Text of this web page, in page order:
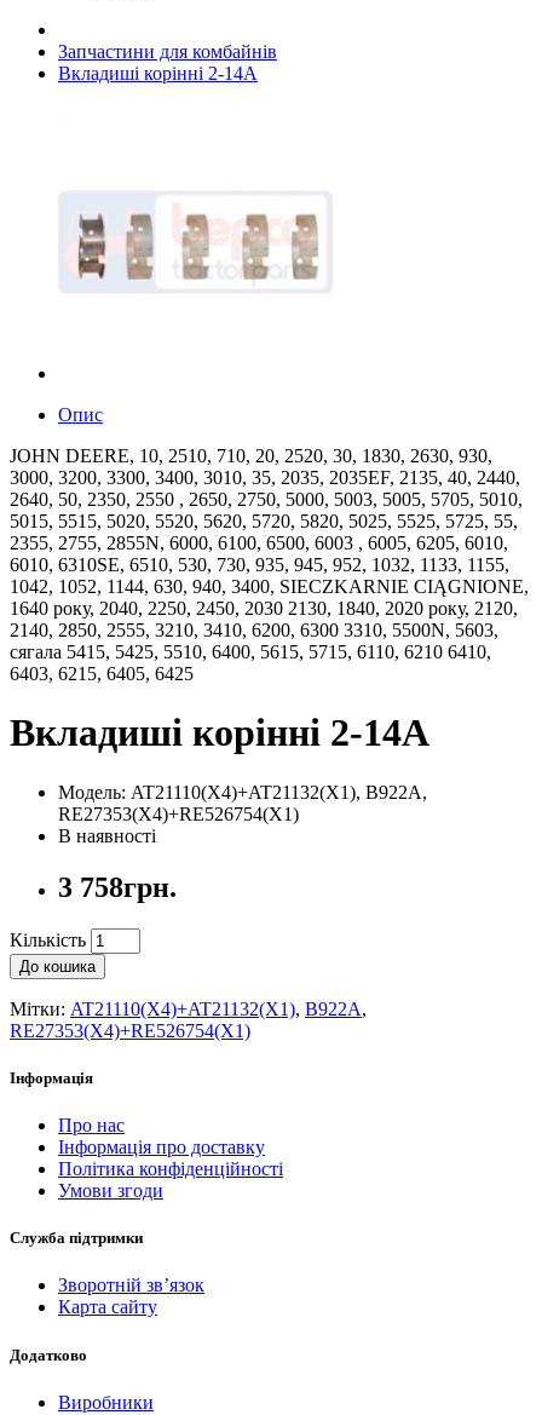
Запчастини для комбайнів
Вкладиші корінні 2-14A
Опис
JOHN DEERE, 10, 2510, 710, 20, 2520, 30, 1830, 2630, 930,
3000, 3200, 3300, 3400, 3010, 35, 2035, 2035EF, 2135, 40, 2440,
2640, 50, 2350, 2550 , 2650, 2750, 5000, 5003, 5005, 5705, 5010,
5015, 5515, 5020, 5520, 5620, 5720, 5820, 5025, 5525, 5725, 55,
2355, 2755, 2855N, 6000, 6100, 6500, 6003 , 6005, 6205, 6010,
6010, 6310SE, 6510, 530, 730, 935, 945, 952, 1032, 1133, 1155,
1042, 1052, 1144, 630, 940, 3400, SIECZKARNIE CIĄGNIONE,
1640 року, 2040, 2250, 2450, 2030 2130, 1840, 2020 року, 2120,
2140, 2850, 2555, 3210, 3410, 6200, 6300 3310, 5500N, 5603,
сягала 5415, 5425, 5510, 6400, 5615, 5715, 6110, 6210 6410,
6403, 6215, 6405, 6425
Вкладиші корінні 2-14A
Модель: AT21110(X4)+AT21132(X1), B922A,
RE27353(X4)+RE526754(X1)
В наявності
3 758грн.
Кількість
До кошика
Мітки: AT21110(X4)+AT21132(X1), B922A,
RE27353(X4)+RE526754(X1)
Інформація
Про нас
Інформація про доставку
Політика конфіденційності
Умови згоди
Служба підтримки
Зворотній зв’язок
Карта сайту
Додатково
Виробники